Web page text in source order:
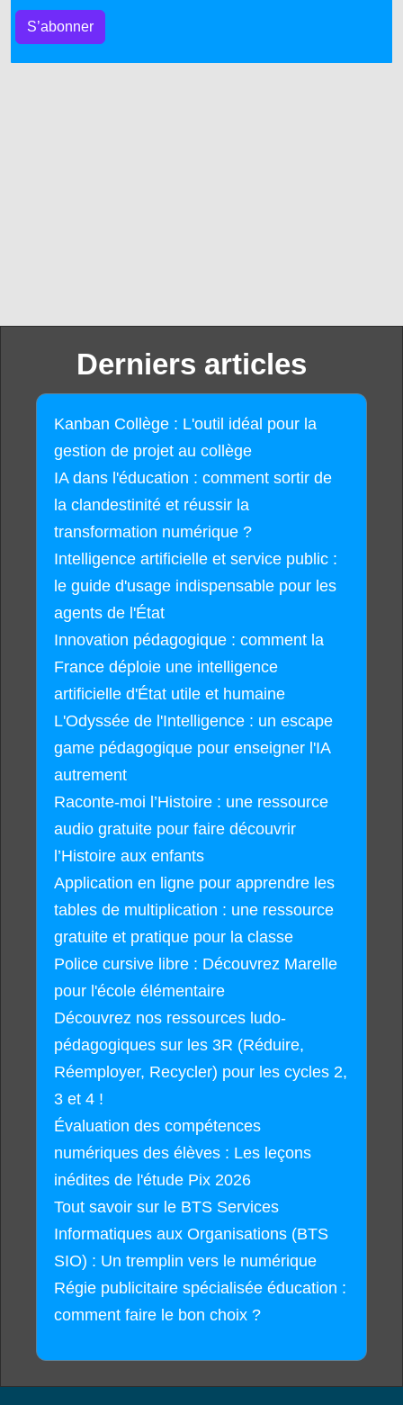
S’abonner
Derniers articles
Kanban Collège : L'outil idéal pour la
gestion de projet au collège
IA dans l'éducation : comment sortir de
la clandestinité et réussir la
transformation numérique ?
Intelligence artificielle et service public :
le guide d'usage indispensable pour les
agents de l'État
Innovation pédagogique : comment la
France déploie une intelligence
artificielle d'État utile et humaine
L'Odyssée de l'Intelligence : un escape
game pédagogique pour enseigner l'IA
autrement
Raconte-moi l’Histoire : une ressource
audio gratuite pour faire découvrir
l’Histoire aux enfants
Application en ligne pour apprendre les
tables de multiplication : une ressource
gratuite et pratique pour la classe
Police cursive libre : Découvrez Marelle
pour l'école élémentaire
Découvrez nos ressources ludo-
pédagogiques sur les 3R (Réduire,
Réemployer, Recycler) pour les cycles 2,
3 et 4 !
Évaluation des compétences
numériques des élèves : Les leçons
inédites de l'étude Pix 2026
Tout savoir sur le BTS Services
Informatiques aux Organisations (BTS
SIO) : Un tremplin vers le numérique
Régie publicitaire spécialisée éducation :
comment faire le bon choix ?